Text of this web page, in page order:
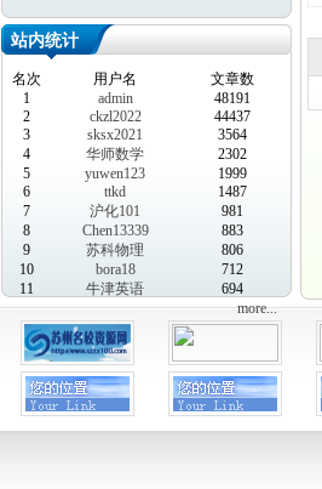
站内统计
名次 用户名
文章数
1
admin
48191
2
ckzl2022
44437
3
sksx2021
3564
4
华师数学
2302
5
yuwen123
1999
6
ttkd
1487
7
沪化101
981
8
Chen13339
883
9
苏科物理
806
10
bora18
712
11
牛津英语
694
more...